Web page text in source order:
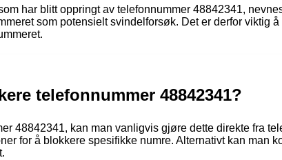
har blitt oppringt av telefonnummer 48842341,
som potensielt svindelforsøk. Det er derfor viktig
telefonnummer 48842341?
48842341, kan man vanligvis gjøre dette direkte fra
for å blokkere spesifikke numre. Alternativt kan man